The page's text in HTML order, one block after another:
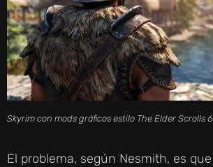
Skyrim con mods gráficos estilo The Elder Scrolls 6.
El problema, según Nesmith, es que